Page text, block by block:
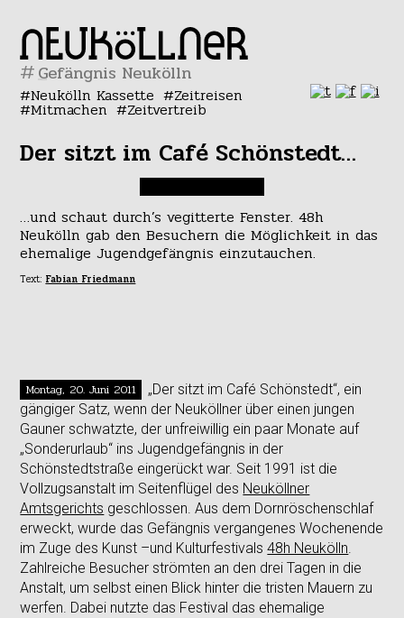
#
Neukölln Kassette Zeitreisen
Mitmachen Zeitvertreib
Der sitzt im Café Schönstedt…
…und schaut durch’s vegitterte Fenster. 48h
Neukölln gab den Besuchern die Möglichkeit in das
ehemalige Jugendgefängnis einzutauchen.
Text: Fabian Friedmann
Montag, 20. Juni 2011
„Der sitzt im Café Schönstedt“, ein
gängiger Satz, wenn der Neuköllner über einen jungen
Gauner schwatzte, der unfreiwillig ein paar Monate auf
„Sonderurlaub“ ins Jugendgefängnis in der
Schönstedtstraße eingerückt war. Seit 1991 ist die
Vollzugsanstalt im Seitenflügel des Neuköllner
Amtsgerichts geschlossen. Aus dem Dornröschenschlaf
erweckt, wurde das Gefängnis vergangenes Wochenende
im Zuge des Kunst –und Kulturfestivals48h Neukölln.
Zahlreiche Besucher strömten an den drei Tagen in die
Anstalt, um selbst einen Blick hinter die tristen Mauern zu
werfen. Dabei nutzte das Festival das ehemalige